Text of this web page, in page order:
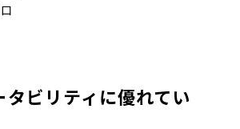
タビリティに優れてい